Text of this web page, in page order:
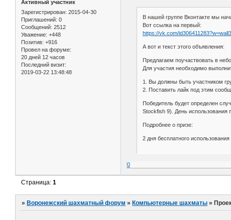
Активный участник
Зарегистрирован: 2015-04-30
Приглашений: 0
Сообщений: 2512
Уважение: +448
Позитив: +916
Провел на форуме:
20 дней 12 часов
Последний визит:
2019-03-22 13:48:48
В нашей группе Вконтакте мы
Вот ссылка на первый:
https://vk.com/
А вот и текст этого объявления:
Предлагаем поучаствовать в
Для участия необходимо
1. Вы должны быть участником
2. Поставить лайк под этим
Победитель будет определен
Stockfish 9). День использования
Подробнее о призе:
2 дня бесплатного
0
Страница:1
» Воронежский шахматный форум » Компьютерные шахматы »